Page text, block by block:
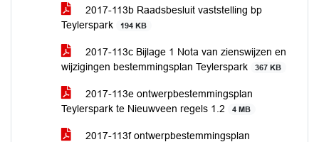
2017-113b Raadsbesluit vaststelling bp
Teylerspark
194 KB
2017-113c Bijlage 1 Nota van zienswijzen en
wijzigingen bestemmingsplan Teylerspark
367 KB
2017-113e ontwerpbestemmingsplan
Teylerspark te Nieuwveen regels 1.2
4 MB
2017-113f ontwerpbestemmingsplan